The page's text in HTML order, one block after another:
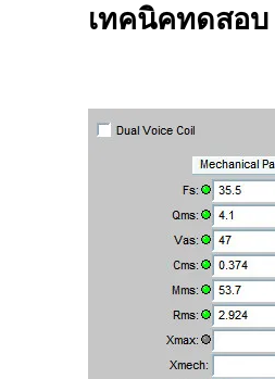
เทคนิคทดสอบ